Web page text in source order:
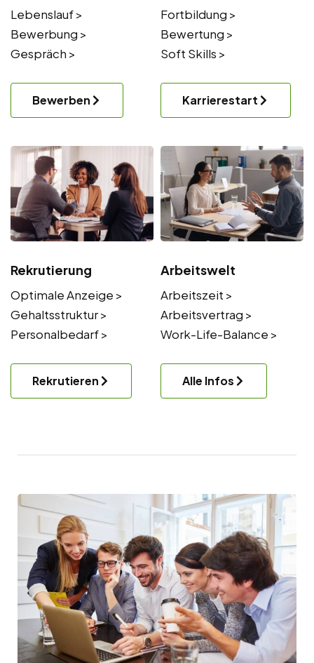
Lebenslauf >
Bewerbung >
Gespräch >
Bewerben
Fortbildung >
Bewertung >
Soft Skills >
Karrierestart
Rekrutierung
Optimale Anzeige >
Gehaltsstruktur >
Personalbedarf >
Rekrutieren
Arbeitswelt
Arbeitszeit >
Arbeitsvertrag >
Work-Life-Balance >
Alle Infos